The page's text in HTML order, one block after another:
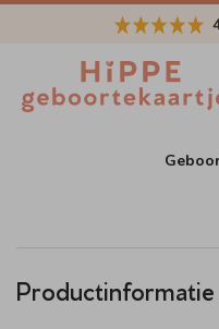
Productinformatie